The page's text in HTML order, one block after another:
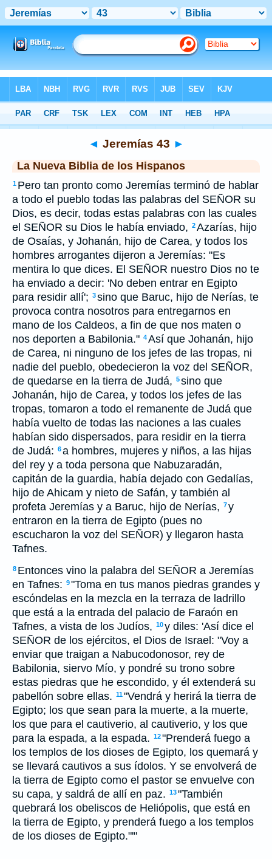
>NBLH > Jeremías 43
◄ Jeremías 43 ►
La Nueva Biblia de los Hispanos
1 Pero tan pronto como Jeremías terminó de hablar
a todo el pueblo todas las palabras del SEÑOR su
Dios, es decir, todas estas palabras con las cuales
el SEÑOR su Dios le había enviado, 2Azarías, hijo
de Osaías, y Johanán, hijo de Carea, y todos los
hombres arrogantes dijeron a Jeremías: "Es
mentira lo que dices. El SEÑOR nuestro Dios no te
ha enviado a decir: 'No deben entrar en Egipto
para residir allí'; 3sino que Baruc, hijo de Nerías, te
provoca contra nosotros para entregarnos en
mano de los Caldeos, a fin de que nos maten o
nos deporten a Babilonia." 4Así que Johanán, hijo
de Carea, ni ninguno de los jefes de las tropas, ni
nadie del pueblo, obedecieron la voz del SEÑOR,
de quedarse en la tierra de Judá, 5sino que
Johanán, hijo de Carea, y todos los jefes de las
tropas, tomaron a todo el remanente de Judá que
había vuelto de todas las naciones a las cuales
habían sido dispersados, para residir en la tierra
de Judá: 6a hombres, mujeres y niños, a las hijas
del rey y a toda persona que Nabuzaradán,
capitán de la guardia, había dejado con Gedalías,
hijo de Ahicam y nieto de Safán, y también al
profeta Jeremías y a Baruc, hijo de Nerías, 7y
entraron en la tierra de Egipto (pues no
escucharon la voz del SEÑOR) y llegaron hasta
Tafnes.
8 Entonces vino la palabra del SEÑOR a Jeremías
en Tafnes: 9"Toma en tus manos piedras grandes y
escóndelas en la mezcla en la terraza de ladrillo
que está a la entrada del palacio de Faraón en
Tafnes, a vista de los Judíos, 10y diles: 'Así dice el
SEÑOR de los ejércitos, el Dios de Israel: "Voy a
enviar que traigan a Nabucodonosor, rey de
Babilonia, siervo Mío, y pondré su trono sobre
estas piedras que he escondido, y él extenderá su
pabellón sobre ellas. 11"Vendrá y herirá la tierra de
Egipto; los que sean para la muerte, a la muerte,
los que para el cautiverio, al cautiverio, y los que
para la espada, a la espada. 12"Prenderá fuego a
los templos de los dioses de Egipto, los quemará y
se llevará cautivos a sus ídolos. Y se envolverá de
la tierra de Egipto como el pastor se envuelve con
su capa, y saldrá de allí en paz. 13"También
quebrará los obeliscos de Heliópolis, que está en
la tierra de Egipto, y prenderá fuego a los templos
de los dioses de Egipto."'"